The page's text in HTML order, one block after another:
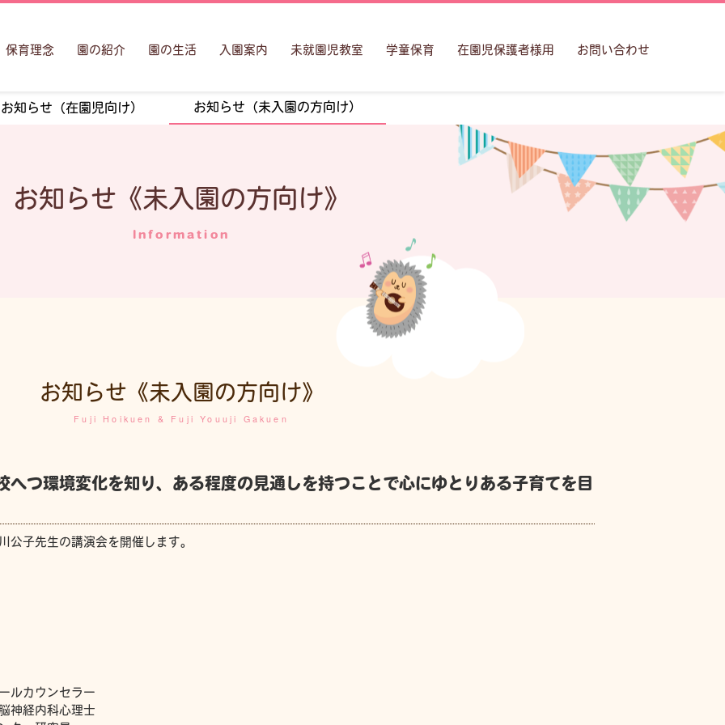
保育理念 園の紹介 園の生活 入園案内 未就園児教室 学童保育 在園児保護者様用 お問い合わせ
お知らせ（在園児向け） お知らせ（未入園の方向け）
お知らせ《未入園の方向け》
Information
お知らせ《未入園の方向け》
Fuji Hoikuen & Fuji Youuji Gakuen
へつ環境変化を知り、ある程度の見通しを持つことで心にゆとりある子育てを目
公子先生の講演会を開催します。
ルカウンセラー
内科心理士